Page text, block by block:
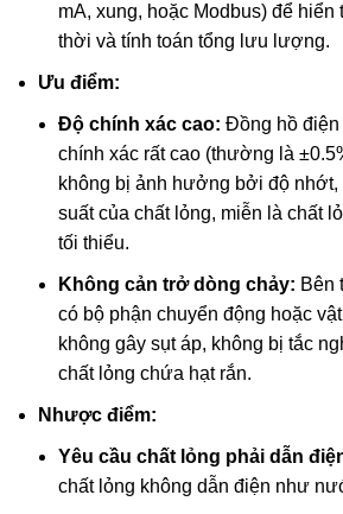
mA, xung, hoặc Modbus) để
thời và tính toán tổng lưu lượng.
Ưu điểm:
Độ chính xác cao: Đồng hồ
chính xác rất cao (thường là
không bị ảnh hưởng bởi độ nhớt,
suất của chất lỏng, miễn là chất
tối thiểu.
Không cản trở dòng chảy: Bên
có bộ phận chuyển động hoặc
không gây sụt áp, không bị tắc
chất lỏng chứa hạt rắn.
Nhược điểm:
Yêu cầu chất lỏng phải dẫn
chất lỏng không dẫn điện như